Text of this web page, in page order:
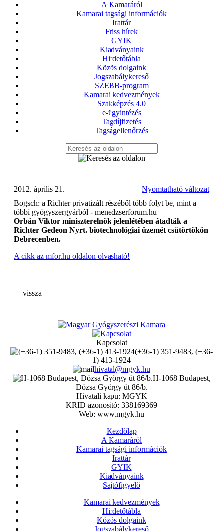
A Kamaráról
Kamarai tagsági információk
Irattár
Friss hírek
GYIK
Kiadványaink
Hirdetőtábla
Közös dolgaink
Jogszabálykereső
SZEBB-program
Kamarai kedvezmények
Szakképzés 4.0
e-ügyintézés
Tagdíjfizetés
Tagságellenőrzés
Nyomtatható változat
2012. április 21.
Bogsch: a Richter privatizált részéből több folyt be, mint a
többi gyógyszergyárból - menedzserforum.hu
Orbán Viktor miniszterelnök jelenlétében átadták a
Richter Gedeon Nyrt. biotechnológiai üzemét csütörtökön
Debrecenben.
A cikk az mfor.hu oldalon olvasható!
vissza
Kapcsolat
(+36-1) 351-9483, (+36-
1) 413-1924
hivatal@mgyk.hu
H-1068 Budapest,
Dózsa György út 86/b.
Hivatali kapu: MGYK
KRID azonosító: 338169369
Web: www.mgyk.hu
Kezdőlap
A Kamaráról
Kamarai tagsági információk
Irattár
GYIK
Kiadványaink
Sajtófigyelő
Kamarai kedvezmények
Hirdetőtábla
Közös dolgaink
Jogszabálykereső